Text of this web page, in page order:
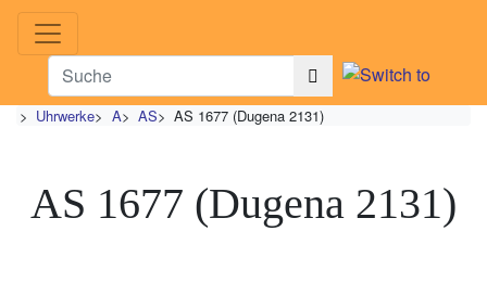
> Uhrwerke> A> AS> AS 1677 (Dugena 2131)
AS 1677 (Dugena 2131)